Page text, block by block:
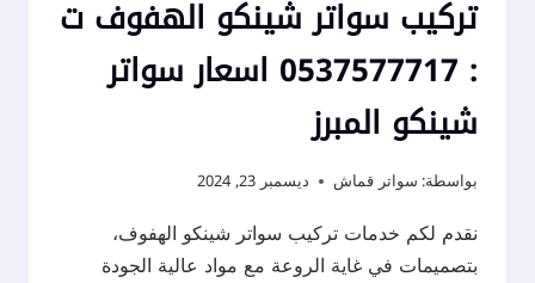
تركيب سواتر شينكو الهفوف ت
: 0537577717 اسعار سواتر
شينكو المبرز
بواسطة: سواتر قماش ديسمبر 23, 2024
نقدم لكم خدمات تركيب سواتر شينكو الهفوف،
بتصميمات في غاية الروعة مع مواد عالية الجودة